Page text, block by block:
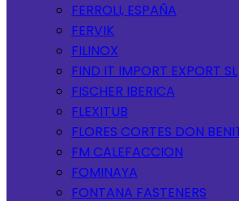
FERROLI, ESPAÑA
FERVIK
FILINOX
FIND IT IMPORT EXPORT SL
FISCHER IBERICA
FLEXITUB
FLORES CORTES DON
FM CALEFACCION
FOMINAYA
FONTANA FASTENERS